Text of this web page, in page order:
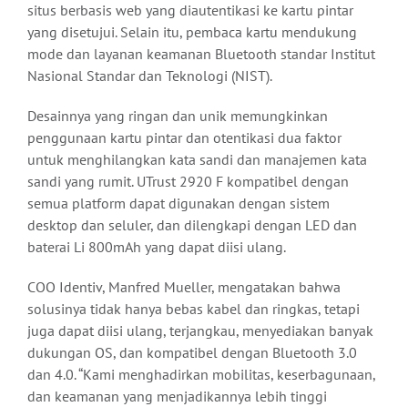
situs berbasis web yang diautentikasi ke kartu pintar
yang disetujui. Selain itu, pembaca kartu mendukung
mode dan layanan keamanan Bluetooth standar Institut
Nasional Standar dan Teknologi (NIST).
Desainnya yang ringan dan unik memungkinkan
penggunaan kartu pintar dan otentikasi dua faktor
untuk menghilangkan kata sandi dan manajemen kata
sandi yang rumit. UTrust 2920 F kompatibel dengan
semua platform dapat digunakan dengan sistem
desktop dan seluler, dan dilengkapi dengan LED dan
baterai Li 800mAh yang dapat diisi ulang.
COO Identiv, Manfred Mueller, mengatakan bahwa
solusinya tidak hanya bebas kabel dan ringkas, tetapi
juga dapat diisi ulang, terjangkau, menyediakan banyak
dukungan OS, dan kompatibel dengan Bluetooth 3.0
dan 4.0. “Kami menghadirkan mobilitas, keserbagunaan,
dan keamanan yang menjadikannya lebih tinggi